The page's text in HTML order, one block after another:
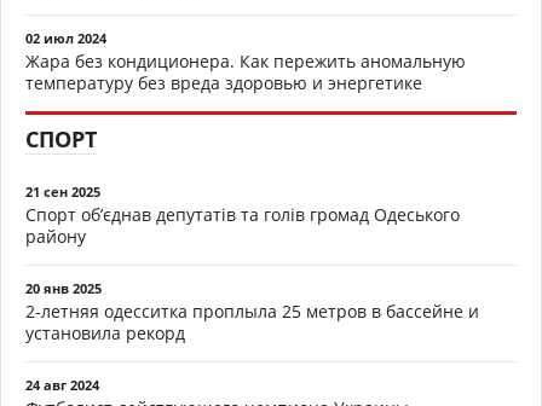
02 июл 2024
Жара без кондиционера. Как пережить аномальную
температуру без вреда здоровью и энергетике
СПОРТ
21 сен 2025
Спорт об’єднав депутатів та голів громад Одеського
району
20 янв 2025
2-летняя одесситка проплыла 25 метров в бассейне и
установила рекорд
24 авг 2024